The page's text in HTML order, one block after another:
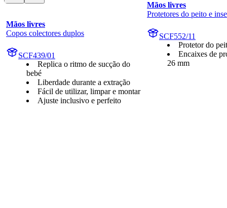
Mãos livres
Copos colectores duplos
SCF439/01
Replica o ritmo de sucção do
bebé
Liberdade durante a extração
Fácil de utilizar, limpar e montar
Ajuste inclusivo e perfeito
Mãos livres
Protetores do peito e
SCF552/11
Protetor do
Encaixes de
26 mm